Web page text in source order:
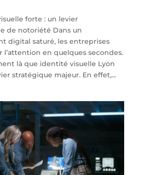
forte : un levier
de notoriété Dans un
digital saturé, les entreprises
l’attention en quelques secondes.
là que identité visuelle Lyon
stratégique majeur. En effet,...